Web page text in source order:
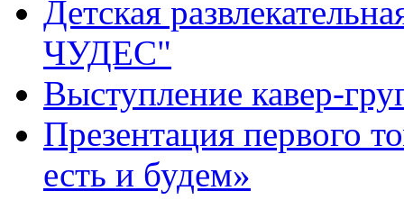
Детская
ЧУДЕС"
Выступление кавер-
Презентация первого
есть и будем»